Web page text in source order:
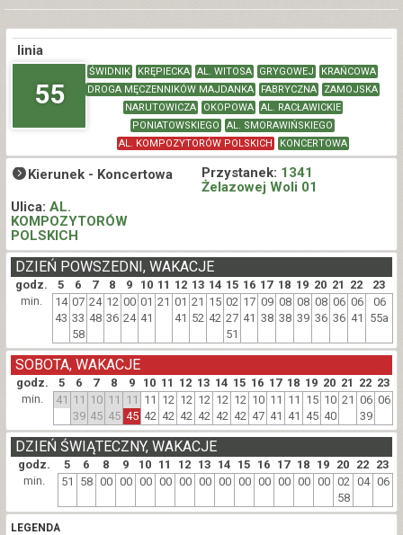
linia
55
ŚWIDNIK KRĘPIECKA AL. WITOSA GRYGOWEJ
KRAŃCOWA
DROGA MĘCZENNIKÓW MAJDANKA
FABRYCZNA
ZAMOJSKA
NARUTOWICZA
OKOPOWA
AL. RACŁAWICKIE
PONIATOWSKIEGO
AL. SMORAWIŃSKIEGO
AL. KOMPOZYTORÓW POLSKICH
KONCERTOWA
Kierunek - Koncertowa Przystanek: 1341
Żelazowej Woli 01
Ulica: AL.
KOMPOZYTORÓW
POLSKICH
godz. 5 6 7 8 9 10 11 12 13 14 15 16 17 18 19 20 21 22 23
DZIEŃ POWSZEDNI, WAKACJE
min.
14
43
07
33
58
24
48
12
36
00
24
01
41
21 01
41
21
52
15
42
02
27
51
17
41
09
38
08
38
08
39
08
36
06
36
06
41
06
55a
godz. 5 6 7 8 9 10 11 12 13 14 15 16 17 18 19 20 21 22 23
SOBOTA, WAKACJE
min. 41 11
39
10
45
11
45
11
45
11
42
12
42
12
42
12
42
12
42
12
42
10
47
11
41
11
41
15
45
10
40
21 06
39
06
godz. 5 6 8 9 10 11 12 13 14 15 16 17 18 19 20 22 23
DZIEŃ ŚWIĄTECZNY, WAKACJE
min. 51 58 00 00 00 00 00 00 00 00 00 00 00 00 02
58
04 06
LEGENDA